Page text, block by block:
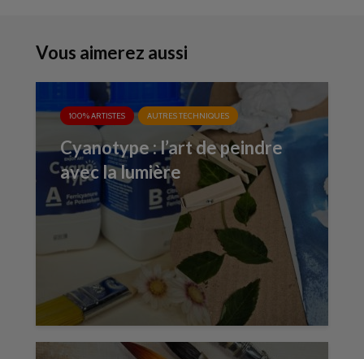
Vous aimerez aussi
100% ARTISTES AUTRES TECHNIQUES
Cyanotype : l’art de peindre
avec la lumière